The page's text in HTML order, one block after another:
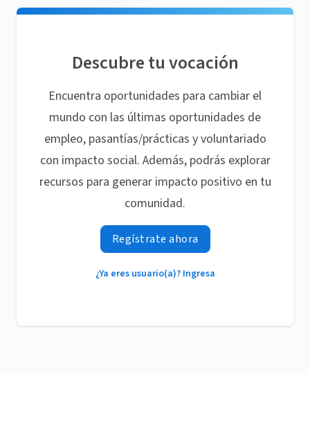
Descubre tu vocación
Encuentra oportunidades para cambiar el
mundo con las últimas oportunidades de
empleo, pasantías/prácticas y voluntariado
con impacto social. Además, podrás explorar
recursos para generar impacto positivo en tu
comunidad.
Regístrate ahora
¿Ya eres usuario(a)? Ingresa